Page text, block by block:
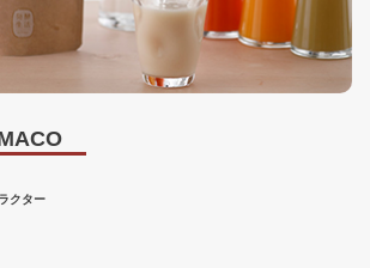
クター